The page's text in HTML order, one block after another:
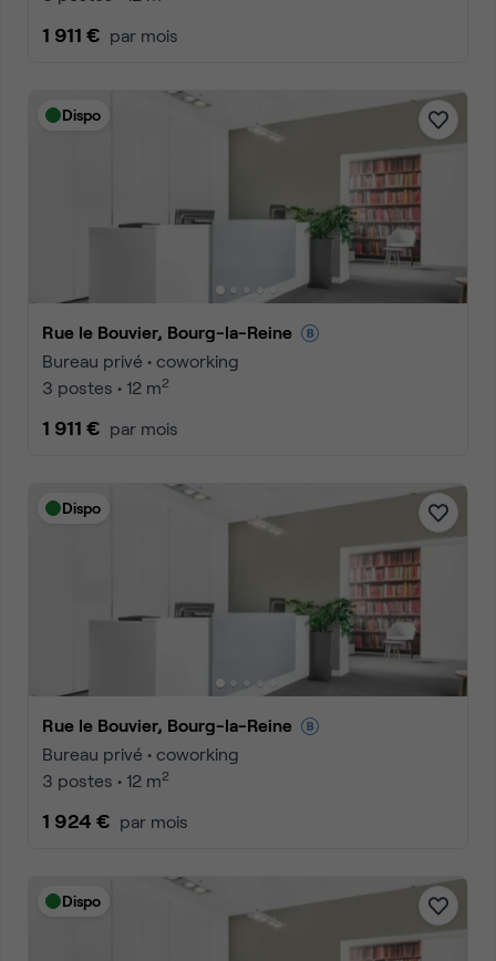
1 911 € par mois
Dispo
Rue le Bouvier, Bourg-la-Reine
Bureau privé • coworking
3 postes • 12 m2
1 911 € par mois
Dispo
Rue le Bouvier, Bourg-la-Reine
Bureau privé • coworking
3 postes • 12 m2
1 924 € par mois
Dispo